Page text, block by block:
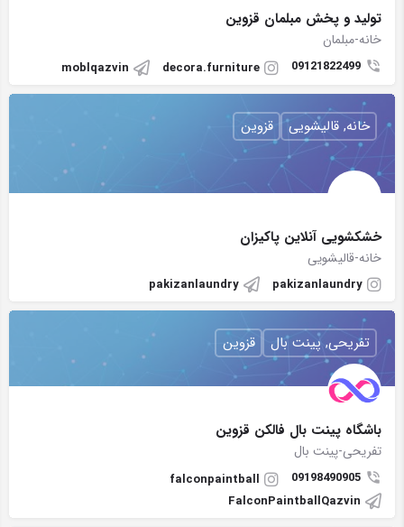
تولید و پخش مبلمان قزوین
خانه-مبلمان
09121822499
decora.furniture
moblqazvin
خشکشویی آنلاین پاکیزان
خانه-قالیشویی
pakizanlaundry
pakizanlaundry
خانه, قالیشویی قزوین
باشگاه پینت بال فالکن قزوین
تفریحی-پینت بال
09198490905
falconpaintball
FalconPaintballQazvin
تفریحی, پینت بال قزوین